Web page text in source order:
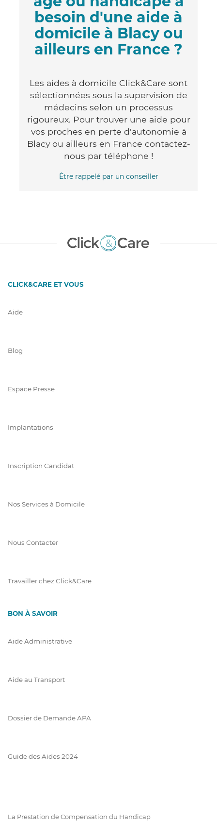
besoin d'une aide à
domicile à Blacy ou
ailleurs en France ?
Les aides à domicile Click&Care sont
sélectionnées sous la supervision de
médecins selon un processus
rigoureux. Pour trouver une aide pour
vos proches en perte d'autonomie à
Blacy ou ailleurs en France contactez-
nous par téléphone !
Être rappelé par un conseiller
CLICK&CARE ET VOUS
Aide
Blog
Espace Presse
Implantations
Inscription Candidat
Nos Services à Domicile
Nous Contacter
Travailler chez Click&Care
BON À SAVOIR
Aide Administrative
Aide au Transport
Dossier de Demande APA
Guide des Aides 2024
La Prestation de Compensation du Handicap